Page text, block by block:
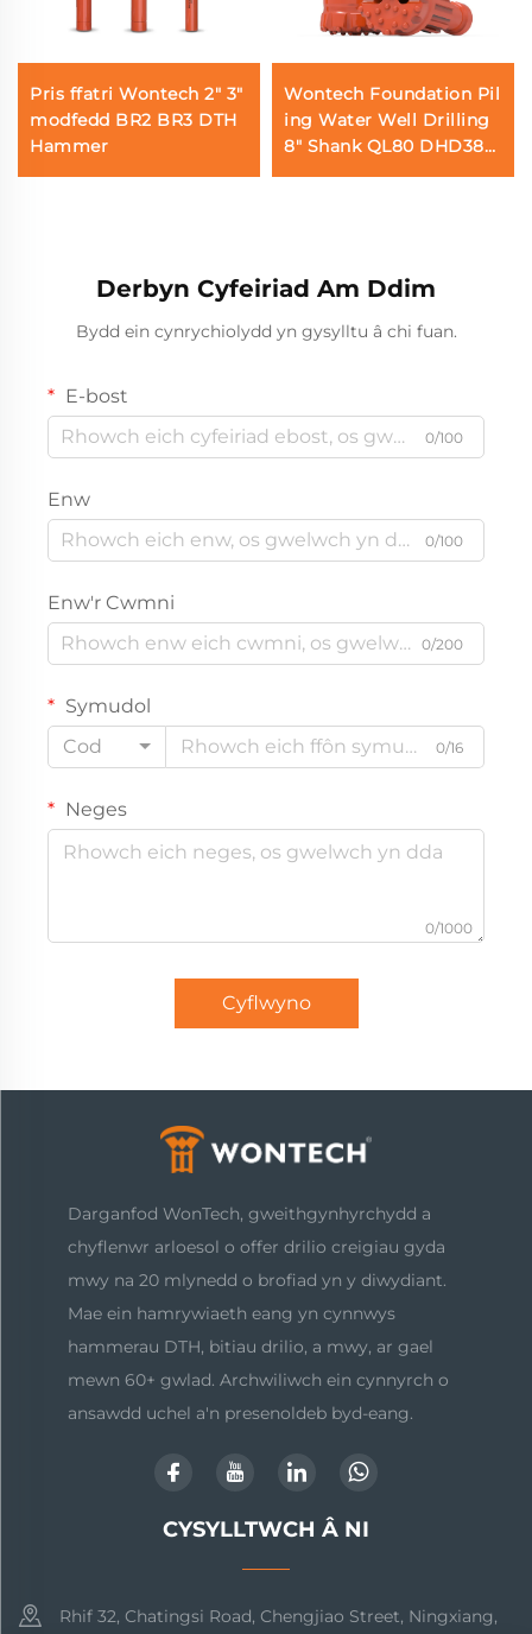
Pris ffatri Wontech 2" 3"
modfedd BR2 BR3 DTH
Hammer
Wontech Foundation Pil
ing Water Well Drilling
8" Shank QL80 DHD380
SD8 DTH Button Drill Bi
Derbyn Cyfeiriad Am Ddim
Bydd ein cynrychiolydd yn gysylltu â chi fuan.
E-bost
0/100
Enw
0/100
Enw'r Cwmni
0/200
Symudol
Cod
0/16
Neges
0/1000
Cyflwyno
Darganfod WonTech, gweithgynhyrchydd a
chyflenwr arloesol o offer drilio creigiau gyda
mwy na 20 mlynedd o brofiad yn y diwydiant.
Mae ein hamrywiaeth eang yn cynnwys
hammerau DTH, bitiau drilio, a mwy, ar gael
mewn 60+ gwlad. Archwiliwch ein cynnyrch o
ansawdd uchel a'n presenoldeb byd-eang.
CYSYLLTWCH Â NI
Rhif 32, Chatingsi Road, Chengjiao Street, Ningxiang,